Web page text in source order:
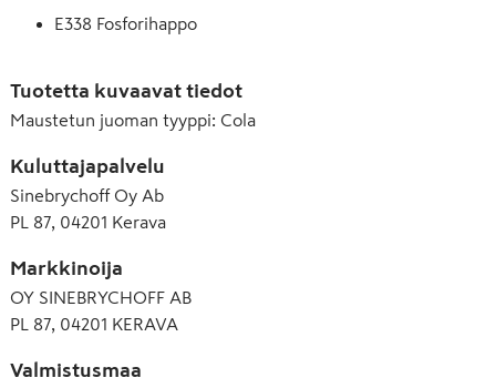
E338 Fosforihappo
Tuotetta kuvaavat tiedot
Maustetun juoman tyyppi: Cola
Kuluttajapalvelu
Sinebrychoff Oy Ab
PL 87, 04201 Kerava
Markkinoija
OY SINEBRYCHOFF AB
PL 87, 04201 KERAVA
Valmistusmaa